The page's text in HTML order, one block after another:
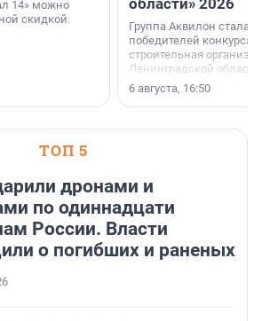
14» можно
скидкой.
Группа Аквилон стала
победителей конкурса
строительная
Ленинградской области
номинации «Самый
застройщик
6 августа, 16:50
ТОП 5
дронами и
по одиннадцати
России. Власти
о погибших и раненых